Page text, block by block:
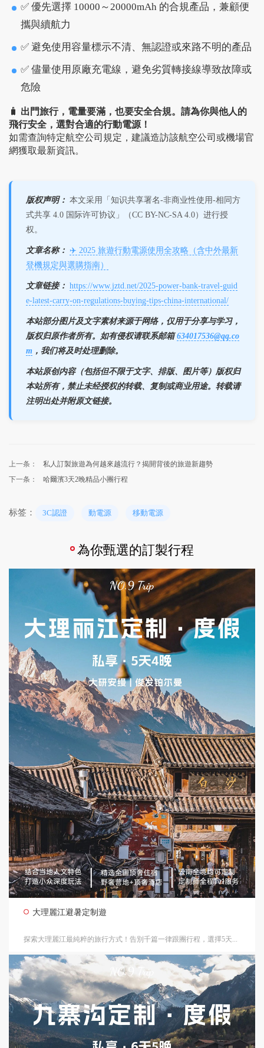
✅ 優先選擇 10000～20000mAh 的合規產品，兼顧便
攜與續航力
✅ 避免使用容量標示不清、無認證或來路不明的產品
✅ 儘量使用原廠充電線，避免劣質轉接線導致故障或
危險
🧳 出門旅行，電量要滿，也要安全合規。請為你與他人的
飛行安全，選對合適的行動電源！
如需查詢特定航空公司規定，建議造訪該航空公司或機場官
網獲取最新資訊。
版权声明： 本文采用「知识共享署名-非商业性使用-相同方
式共享 4.0 国际许可协议」（CC BY-NC-SA 4.0）进行授
权。
文章名称： ✈️ 2025 旅遊行動電源使用全攻略（含中外最新
登機規定與選購指南）
文章链接： https://www.jztd.net/2025-power-bank-travel-guid
e-latest-carry-on-regulations-buying-tips-china-international/
本站部分图片及文字素材来源于网络，仅用于分享与学习，
版权归原作者所有。如有侵权请联系邮箱634017536@qq.co
m ，我们将及时处理删除。
本站原创内容（包括但不限于文字、排版、图片等）版权归
本站所有，禁止未经授权的转载、复制或商业用途。转载请
注明出处并附原文链接。
上一条：
私人訂製旅遊為何越來越流行？揭開背後的旅遊新趨勢
下一条：
哈爾濱3天2晚精品小團行程
标签： 3C認證 動電源 移動電源
為你甄選的訂製行程
大理麗江避暑定制遊
探索大理麗江最純粹的旅行方式！告別千篇一律跟團行程，選擇5天...